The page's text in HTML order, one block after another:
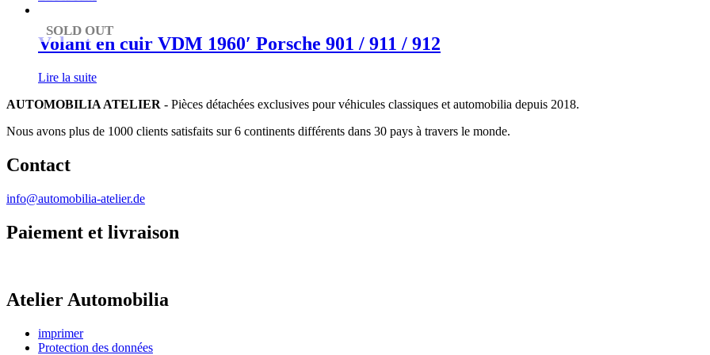
SOLD OUT
Volant en cuir VDM 1960′ Porsche 901 / 911 / 912
Lire la suite
AUTOMOBILIA ATELIER - Pièces détachées exclusives pour véhicules classiques et automobilia depuis 2018.
Nous avons plus de 1000 clients satisfaits sur 6 continents différents dans 30 pays à travers le monde.
Contact
info@automobilia-atelier.de
Paiement et livraison
Atelier Automobilia
imprimer
Protection des données